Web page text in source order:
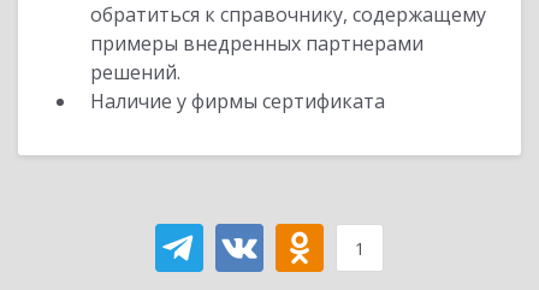
обратиться к справочнику, содержащему
примеры внедренных партнерами
решений.
Наличие у фирмы сертификата
1